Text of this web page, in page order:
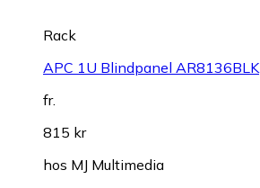
Rack
APC 1U Blindpanel AR8136BLK
fr.
815 kr
hos MJ Multimedia